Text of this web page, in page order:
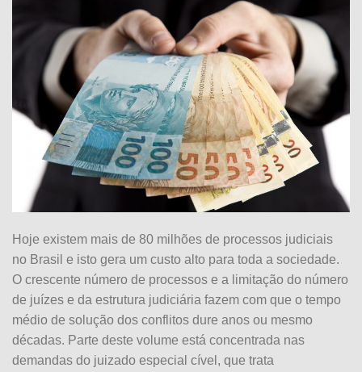
Hoje existem mais de 80 milhões de processos judiciais
no Brasil e isto gera um custo alto para toda a sociedade.
O crescente número de processos e a limitação do número
de juízes e da estrutura judiciária fazem com que o tempo
médio de solução dos conflitos dure anos ou mesmo
décadas. Parte deste volume está concentrada nas
demandas do juizado especial cível, que trata